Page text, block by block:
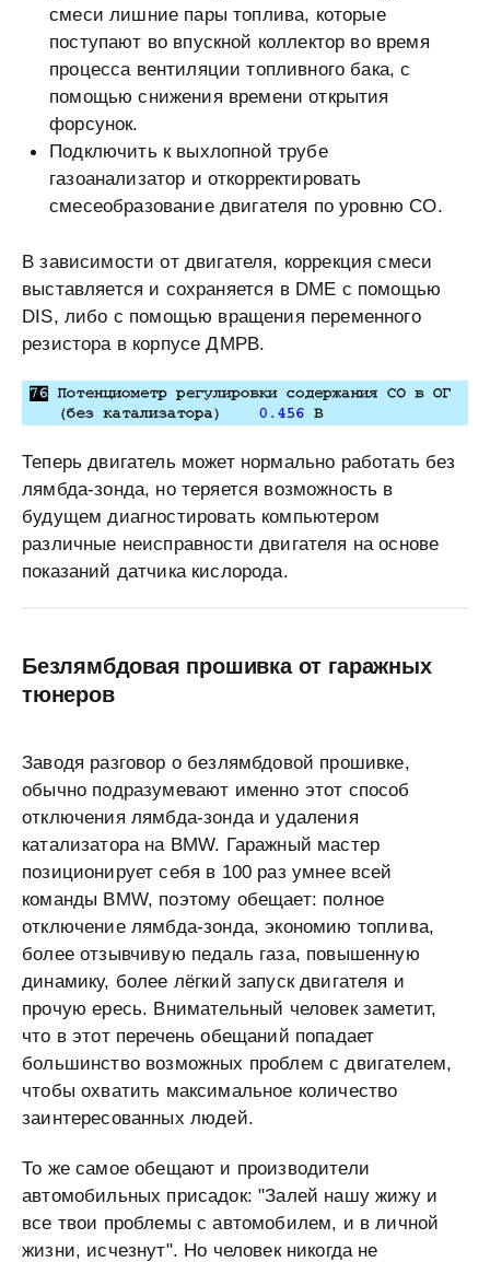
смеси лишние пары топлива, которые
поступают во впускной коллектор во время
процесса вентиляции топливного бака, с
помощью снижения времени открытия
форсунок.
Подключить к выхлопной трубе
газоанализатор и откорректировать
смесеобразование двигателя по уровню СО.
В зависимости от двигателя, коррекция смеси
выставляется и сохраняется в DME с помощью
DIS, либо с помощью вращения переменного
резистора в корпусе ДМРВ.
Теперь двигатель может нормально работать без
лямбда-зонда, но теряется возможность в
будущем диагностировать компьютером
различные неисправности двигателя на основе
показаний датчика кислорода.
Безлямбдовая прошивка от гаражных
тюнеров
Заводя разговор о безлямбдовой прошивке,
обычно подразумевают именно этот способ
отключения лямбда-зонда и удаления
катализатора на BMW. Гаражный мастер
позиционирует себя в 100 раз умнее всей
команды BMW, поэтому обещает: полное
отключение лямбда-зонда, экономию топлива,
более отзывчивую педаль газа, повышенную
динамику, более лёгкий запуск двигателя и
прочую ересь. Внимательный человек заметит,
что в этот перечень обещаний попадает
большинство возможных проблем с двигателем,
чтобы охватить максимальное количество
заинтересованных людей.
То же самое обещают и производители
автомобильных присадок: "Залей нашу жижу и
все твои проблемы с автомобилем, и в личной
жизни, исчезнут". Но человек никогда не